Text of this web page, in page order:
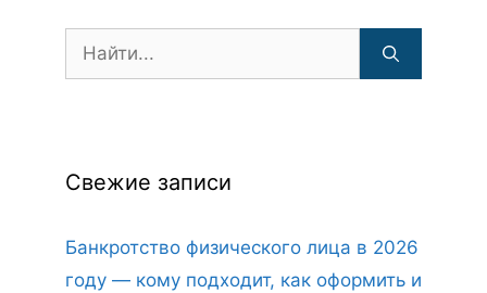
Поиск:
Свежие записи
Банкротство физического лица в 2026
году — кому подходит, как оформить и